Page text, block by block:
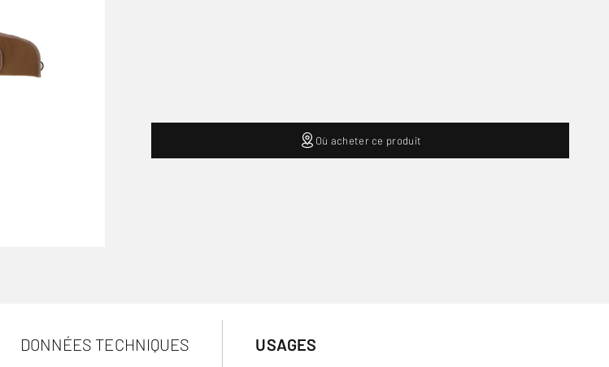
Où acheter ce produit
DONNÉES TECHNIQUES USAGES